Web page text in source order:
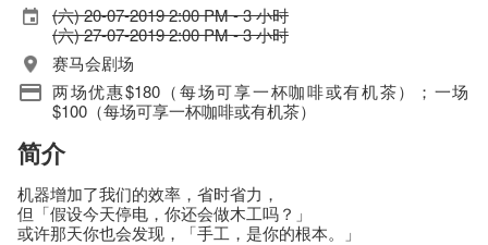
(六) 20-07-2019 2:00 PM - 3 小时
(六) 27-07-2019 2:00 PM - 3 小时
赛马会剧场
两场优惠$180（每场可享一杯咖啡或有机茶）；一场
$100（每场可享一杯咖啡或有机茶）
简介
机器增加了我们的效率，省时省力，
但「假设今天停电，你还会做木工吗？」
或许那天你也会发现，「手工，是你的根本。」